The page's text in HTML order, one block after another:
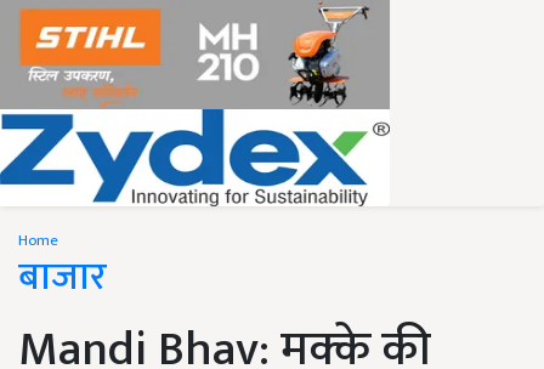
Home
बाजार
Mandi Bhav: मक्के की